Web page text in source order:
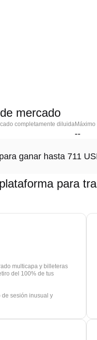
mercado
completamente diluida
--
ganar hasta 711
para
multicapa y billeteras
del 100% de tus
de sesión inusual y